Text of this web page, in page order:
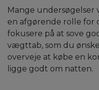
Mange undersøgelser
en afgørende rolle for
fokusere på at sove
vægttab, som du
overveje at købe en
ligge godt om natten.